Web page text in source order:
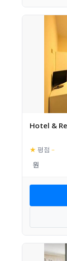
Hotel &
★ 평점 –